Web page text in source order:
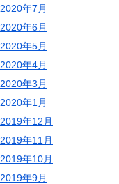
2020年7月
2020年6月
2020年5月
2020年4月
2020年3月
2020年1月
2019年12月
2019年11月
2019年10月
2019年9月